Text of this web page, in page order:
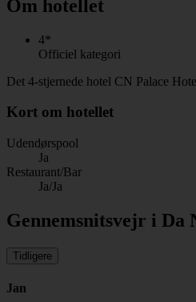
Om hotellet
4*
Officiel kategori
Det 4-stjernede hotel CN Palace
Kort om hotellet
Udendørspool
Ja
Restaurant/Bar
Ja/Ja
Gennemsnitsvejr i Da
Tidligere
Jan